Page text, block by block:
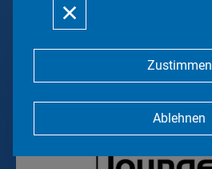
Zustimmen
Ablehnen